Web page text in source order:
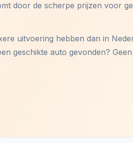
door de scherpe prijzen voor
uitvoering hebben dan in
geschikte auto gevonden?